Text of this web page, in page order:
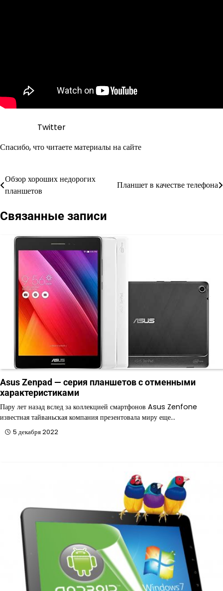
Twitter
Спасибо, что читаете материалы на сайте
Навигация
записям
Обзор хороших недорогих
планшетов
Планшет в качестве телефона
Связанные записи
Asus Zenpad — серия планшетов с отменными
характеристиками
Пару лет назад вслед за коллекцией смартфонов Asus Zenfone
известная тайваньская компания презентовала миру еще…
5 декабря 2022